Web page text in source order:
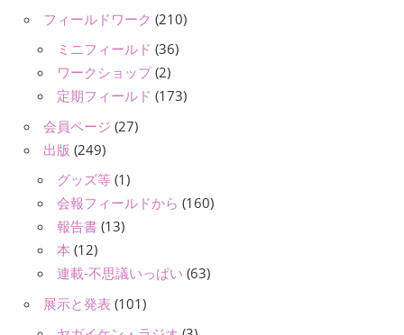
フィールドワーク (210)
ミニフィールド (36)
ワークショップ(2)
定期フィールド (173)
会員ページ (27)
出版 (249)
グッズ等 (1)
会報フィールドから (160)
報告書 (13)
本 (12)
連載-不思議いっぱい (63)
展示と発表 (101)